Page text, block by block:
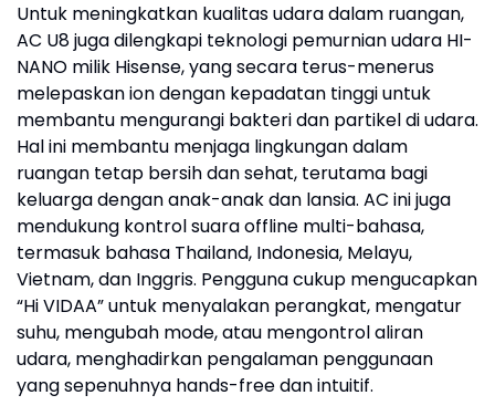
Untuk meningkatkan kualitas udara dalam ruangan,
AC U8 juga dilengkapi teknologi pemurnian udara HI-
NANO milik Hisense, yang secara terus-menerus
melepaskan ion dengan kepadatan tinggi untuk
membantu mengurangi bakteri dan partikel di udara.
Hal ini membantu menjaga lingkungan dalam
ruangan tetap bersih dan sehat, terutama bagi
keluarga dengan anak-anak dan lansia. AC ini juga
mendukung kontrol suara offline multi-bahasa,
termasuk bahasa Thailand, Indonesia, Melayu,
Vietnam, dan Inggris. Pengguna cukup mengucapkan
“Hi VIDAA” untuk menyalakan perangkat, mengatur
suhu, mengubah mode, atau mengontrol aliran
udara, menghadirkan pengalaman penggunaan
yang sepenuhnya hands-free dan intuitif.